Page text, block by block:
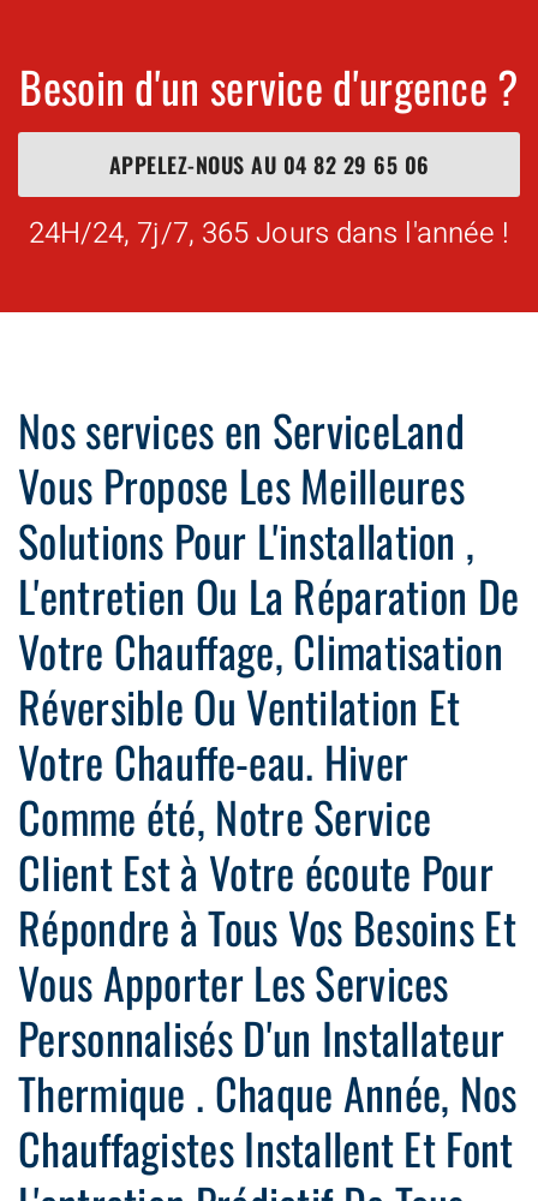
Besoin d'un service d'urgence ?
APPELEZ-NOUS AU 04 82 29 65 06
24H/24, 7j/7, 365 Jours dans l'année !
Nos services en ServiceLand
Vous Propose Les Meilleures
Solutions Pour L'installation ,
L'entretien Ou La Réparation De
Votre Chauffage, Climatisation
Réversible Ou Ventilation Et
Votre Chauffe-eau. Hiver
Comme été, Notre Service
Client Est à Votre écoute Pour
Répondre à Tous Vos Besoins Et
Vous Apporter Les Services
Personnalisés D'un Installateur
Thermique . Chaque Année, Nos
Chauffagistes Installent Et Font